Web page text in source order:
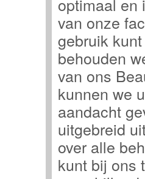
van onze
gebruik
behouden
van ons
kunnen we
aandacht
uitgebreid
over alle
kunt bij ons